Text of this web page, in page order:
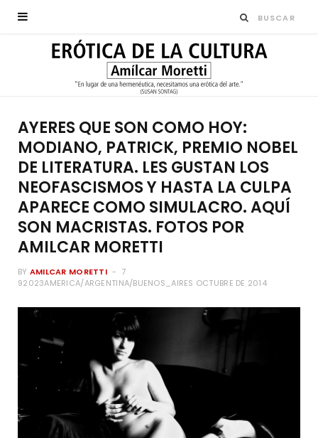
AYERES QUE SON COMO HOY:
MODIANO, PATRICK, PREMIO NOBEL
DE LITERATURA. LES GUSTAN LOS
NEOFASCISMOS Y HASTA LA CULPA
APARECE COMO SIMULACRO. AQUÍ
SON MACRISTAS. FOTOS POR
AMILCAR MORETTI
BY AMILCAR MORETTI
7
92023AMERICA/ARGENTINA/BUENOS_AIRES OCTUBRE DE 2014